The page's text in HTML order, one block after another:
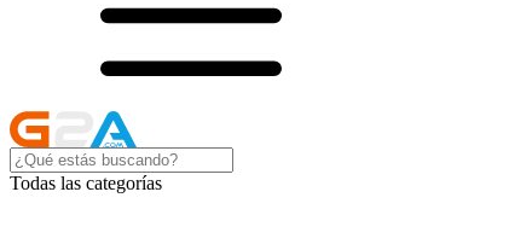
Todas las categorías